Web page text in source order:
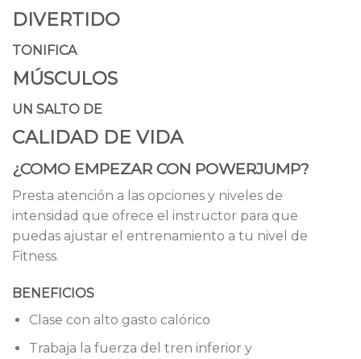
DIVERTIDO
TONIFICA
MÚSCULOS
UN SALTO DE
CALIDAD DE VIDA
¿COMO EMPEZAR CON POWERJUMP?
Presta atención a las opciones y niveles de
intensidad que ofrece el instructor para que
puedas ajustar el entrenamiento a tu nivel de
Fitness.
BENEFICIOS
Clase con alto gasto calórico
Trabaja la fuerza del tren inferior y